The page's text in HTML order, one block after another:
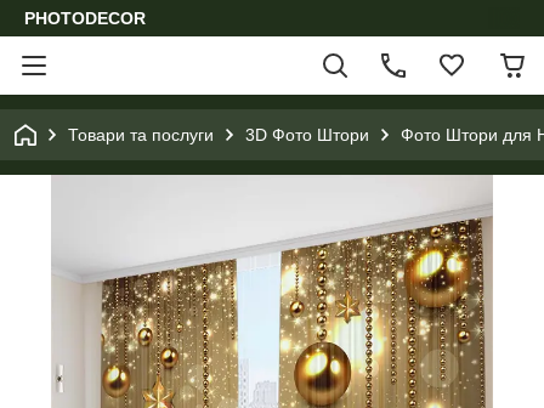
PHOTODECOR
Товари та послуги 3D Фото Штори Фото Штори для